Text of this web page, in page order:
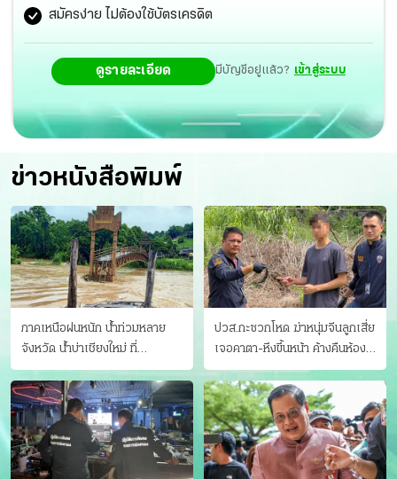
สมัครง่าย ไม่ต้องใช้บัตรเครดิต
ดูรายละเอียด มีบัญชีอยู่แล้ว? เข้าสู่ระบบ
ข่าวหนังสือพิมพ์
ภาคเหนือฝนหนัก น้ำท่วมหลาย
จังหวัด นํ้าบ่าเชียงใหม่ ที่
แม่ฮ่องสอน ซัดสะพานขาด
ปวส.กะซวกโหด ฆ่าหนุ่มจีนลูกเสี่ย
เจอคาตา-หึงขึ้นหน้า ค้างคืนห้อง
แฟนสาว